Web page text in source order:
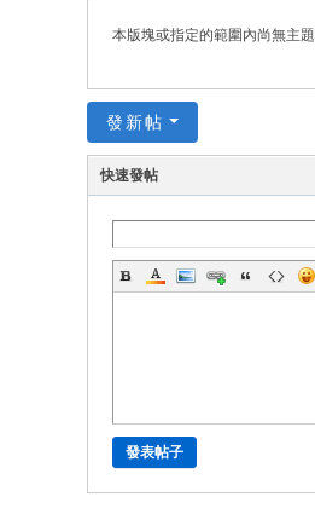
本版塊或指定的範圍內尚無主題
發新帖
快速發帖
發表帖子